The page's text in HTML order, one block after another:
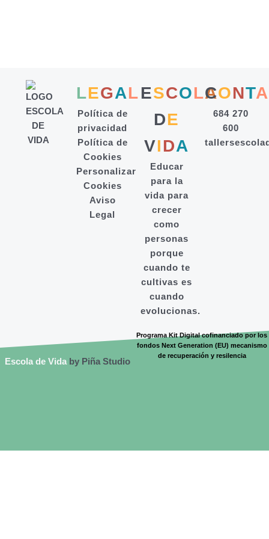
LEGAL
Política de
privacidad
Política de
Cookies
Personalizar
Cookies
Aviso
Legal
ESCOLA
DE
VIDA
Educar
para la
vida para
crecer
como
personas
porque
cuando te
cultivas es
cuando
evolucionas.
CONTA
684 270
600
Escola de Vida by Piña Studio
Programa Kit Digital cofinanciado por los
fondos Next Generation (EU) mecanismo
de recuperación y resilencia